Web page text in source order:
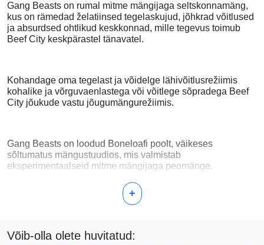
Gang Beasts on rumal mitme mängijaga seltskonnamäng,
kus on rämedad želatiinsed tegelaskujud, jõhkrad võitlused
ja absurdsed ohtlikud keskkonnad, mille tegevus toimub
Beef City keskpärastel tänavatel.
Kohandage oma tegelast ja võidelge lähivõitlusrežiimis
kohalike ja võrguvaenlastega või võitlege sõpradega Beef
City jõukude vastu jõugumängurežiimis.
Gang Beasts on loodud Boneloafi poolt, väikeses
sõltumatus mängustuudios, mis valmistab
eksperimentaalseid mitme mängijaga peomänge.
+
Võib-olla olete huvitatud: